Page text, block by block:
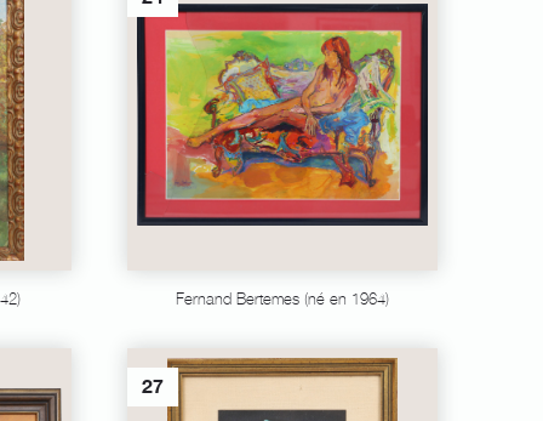
Fernand Bertemes (né en 1964)
27